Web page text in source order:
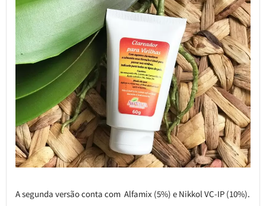
A segunda versão conta com Alfamix (5%) e Nikkol VC-IP (10%).